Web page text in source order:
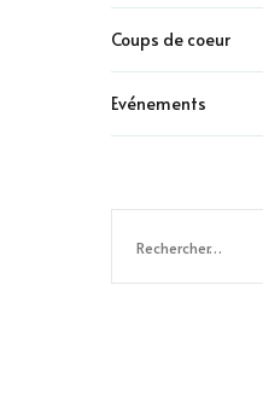
Coups de coeur
Evénements